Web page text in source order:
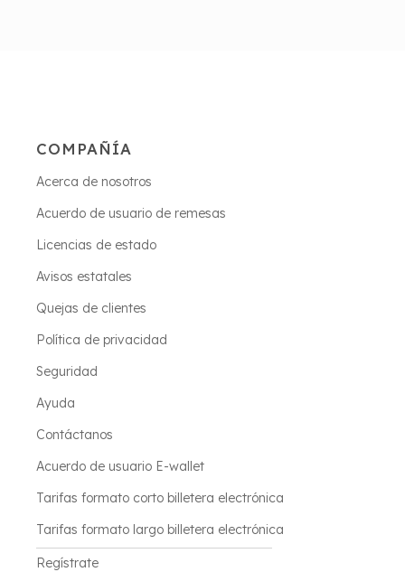
COMPAÑÍA
Acerca de nosotros
Acuerdo de usuario de remesas
Licencias de estado
Avisos estatales
Quejas de clientes
Política de privacidad
Seguridad
Ayuda
Contáctanos
Acuerdo de usuario E-wallet
Tarifas formato corto billetera electrónica
Tarifas formato largo billetera electrónica
Regístrate